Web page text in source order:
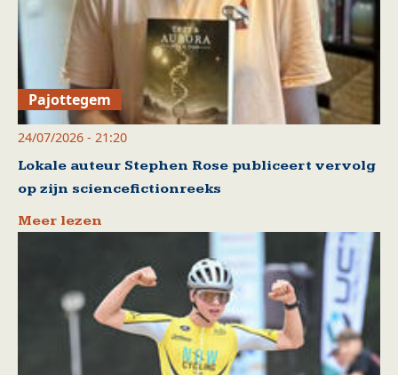
Pajottegem
24/07/2026 - 21:20
Lokale auteur Stephen Rose publiceert vervolg
op zijn sciencefictionreeks
Meer lezen